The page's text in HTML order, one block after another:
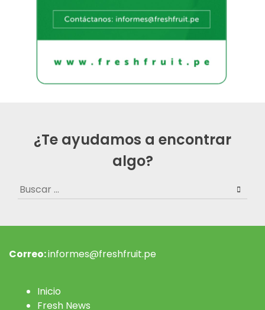
¿Te ayudamos a encontrar
algo?
Buscar:
Correo:informes@freshfruit.pe
Inicio
Fresh News